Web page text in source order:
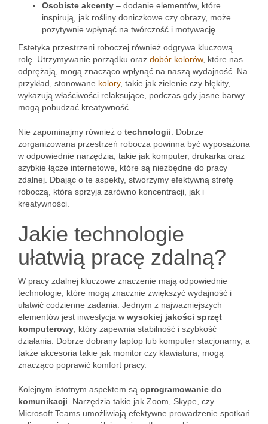
Osobiste akcenty – dodanie elementów, które
inspirują, jak rośliny doniczkowe czy obrazy, może
pozytywnie wpłynąć na twórczość i motywację.
Estetyka przestrzeni roboczej również odgrywa kluczową
rolę. Utrzymywanie porządku oraz dobór kolorów, które nas
odprężają, mogą znacząco wpłynąć na naszą wydajność. Na
przykład, stonowane kolory, takie jak zielenie czy błękity,
wykazują właściwości relaksujące, podczas gdy jasne barwy
mogą pobudzać kreatywność.
Nie zapominajmy również o technologii . Dobrze
zorganizowana przestrzeń robocza powinna być wyposażona
w odpowiednie narzędzia, takie jak komputer, drukarka oraz
szybkie łącze internetowe, które są niezbędne do pracy
zdalnej. Dbając o te aspekty, stworzymy efektywną strefę
roboczą, która sprzyja zarówno koncentracji, jak i
kreatywności.
Jakie technologie
ułatwią pracę zdalną?
W pracy zdalnej kluczowe znaczenie mają odpowiednie
technologie, które mogą znacznie zwiększyć wydajność i
ułatwić codzienne zadania. Jednym z najważniejszych
elementów jest inwestycja w wysokiej jakości sprzęt
komputerowy , który zapewnia stabilność i szybkość
działania. Dobrze dobrany laptop lub komputer stacjonarny, a
także akcesoria takie jak monitor czy klawiatura, mogą
znacząco poprawić komfort pracy.
Kolejnym istotnym aspektem są oprogramowanie do
komunikacji . Narzędzia takie jak Zoom, Skype, czy
Microsoft Teams umożliwiają efektywne prowadzenie spotkań